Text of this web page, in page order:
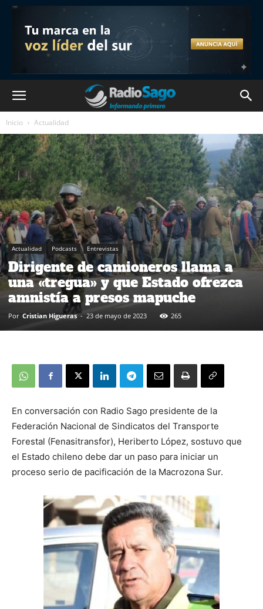
Inicio Actualidad
Actualidad Podcasts Entrevistas
Dirigente de camioneros llama a
una «tregua» y que Estado ofrezca
amnistía a presos mapuche
Por Cristian Higueras - 23 de mayo de 2023 265
En conversación con Radio Sago presidente de la
Federación Nacional de Sindicatos del Transporte
Forestal (Fenasitransfor), Heriberto López, sostuvo que
el Estado chileno debe dar un paso para iniciar un
proceso serio de pacificación de la Macrozona Sur.